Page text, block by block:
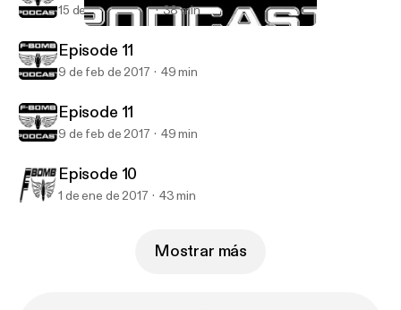
F-Bomb Radio
15 de abr de 2017 38 min
Episode 11
9 de feb de 2017 49 min
Episode 11
9 de feb de 2017 49 min
Episode 10
1 de ene de 2017 43 min
Mostrar más